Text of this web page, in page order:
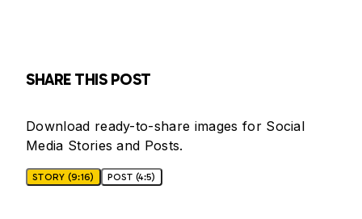
SHARE THIS POST
Download ready-to-share images for Social
Media Stories and Posts.
STORY (9:16) POST (4:5)